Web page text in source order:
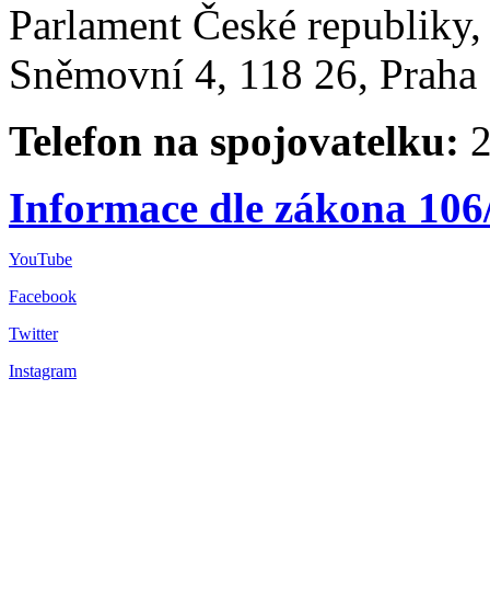
Parlament České
Sněmovní 4, 118 26,
Telefon na spojovatelku:
Informace dle zákona
YouTube
Facebook
Twitter
Instagram